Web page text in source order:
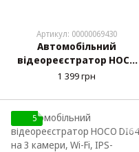
Артикул: 00000069430
Автомобільний
відеореєстратор HOCO
DI62 на 3 камери (салон
огляду 145°, запис 1080p
1 399 грн
5